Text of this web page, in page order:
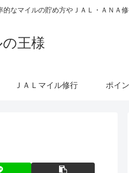
なマイルの貯め方やＪＡＬ・ＡＮＡ
王様
ＪＡＬマイル修行 ポイ